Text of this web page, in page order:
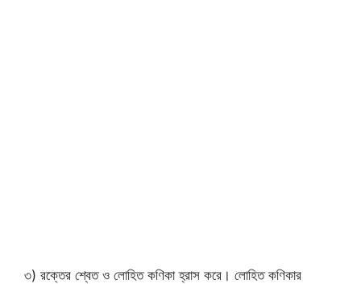
৩) রক্তের শ্বেত ও লোহিত কণিকা হ্রাস করে। লোহিত কণিকার